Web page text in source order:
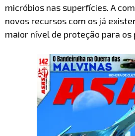
micróbios nas superfícies. A
novos recursos com os já
maior nível de proteção para os